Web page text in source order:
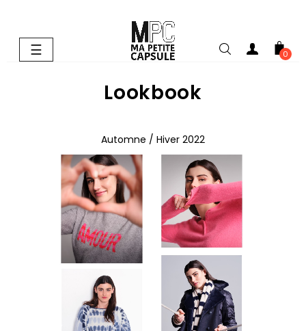
Basculer
la
☰ 0
Lookbook
Automne / Hiver 2022